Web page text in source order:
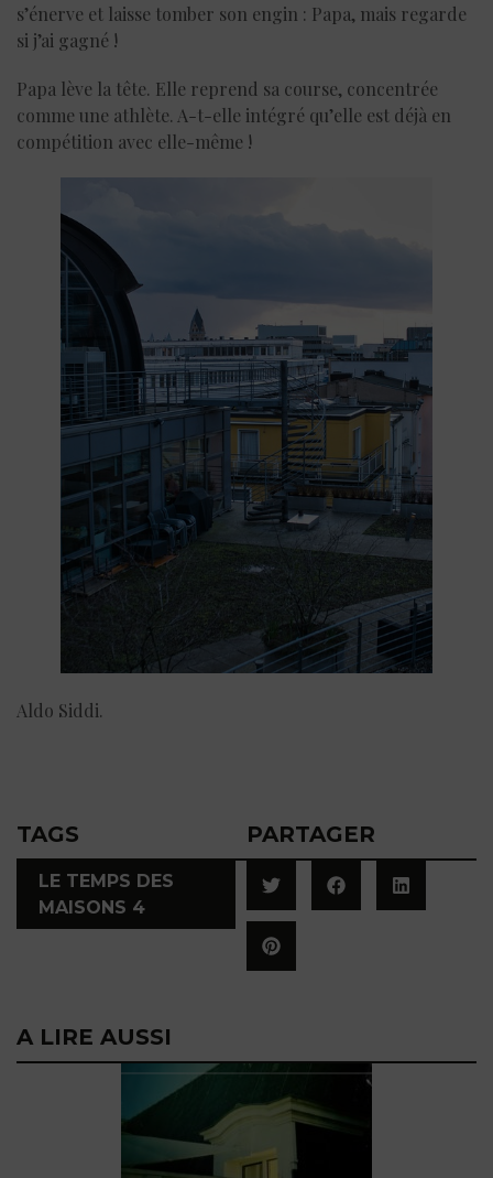
s’énerve et laisse tomber son engin : Papa, mais regarde
si j’ai gagné !
Papa lève la tête. Elle reprend sa course, concentrée
comme une athlète. A-t-elle intégré qu’elle est déjà en
compétition avec elle-même !
Aldo Siddi.
TAGS
LE TEMPS DES
MAISONS 4
PARTAGER
A LIRE AUSSI